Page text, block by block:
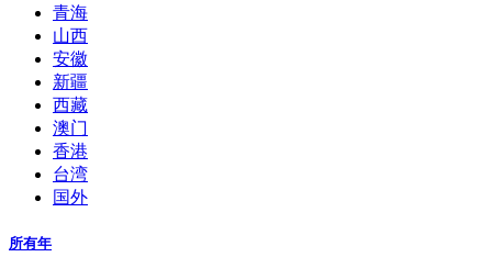
青海
山西
安徽
新疆
西藏
澳门
香港
台湾
国外
所有年